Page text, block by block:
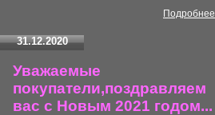
Подробнее
31.12.2020
Уважаемые
покупатели,поздравляем
вас с Новым 2021 годом...